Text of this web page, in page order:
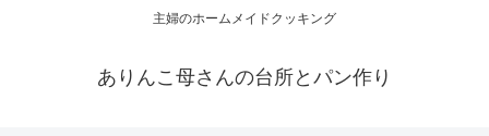
主婦のホームメイドクッキング
ありんこ母さんの台所とパン作り